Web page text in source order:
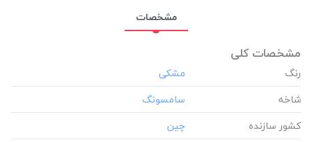
مشخصات
مشخصات کلی
رنگ
شاخه
کشور سازنده